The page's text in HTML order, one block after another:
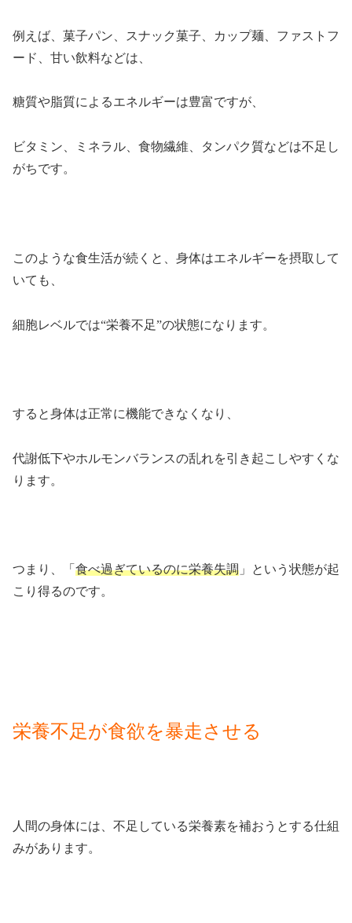
例えば、菓子パン、スナック菓子、カップ麺、ファストフ
ード、甘い飲料などは、
糖質や脂質によるエネルギーは豊富ですが、
ビタミン、ミネラル、食物繊維、タンパク質などは不足し
がちです。
このような食生活が続くと、身体はエネルギーを摂取して
いても、
細胞レベルでは“栄養不足”の状態になります。
すると身体は正常に機能できなくなり、
代謝低下やホルモンバランスの乱れを引き起こしやすくな
ります。
つまり、「 食べ過ぎているのに栄養失調 」という状態が起
こり得るのです。
栄養不足が食欲を暴走させる
人間の身体には、不足している栄養素を補おうとする仕組
みがあります。